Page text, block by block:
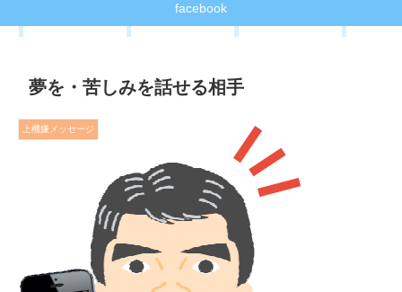
facebook
夢を・苦しみを話せる相手
上機嫌メッセージ